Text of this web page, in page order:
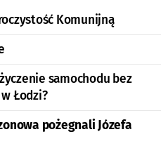
Komunijną
samochodu bez
Łodzi?
pożegnali Józefa